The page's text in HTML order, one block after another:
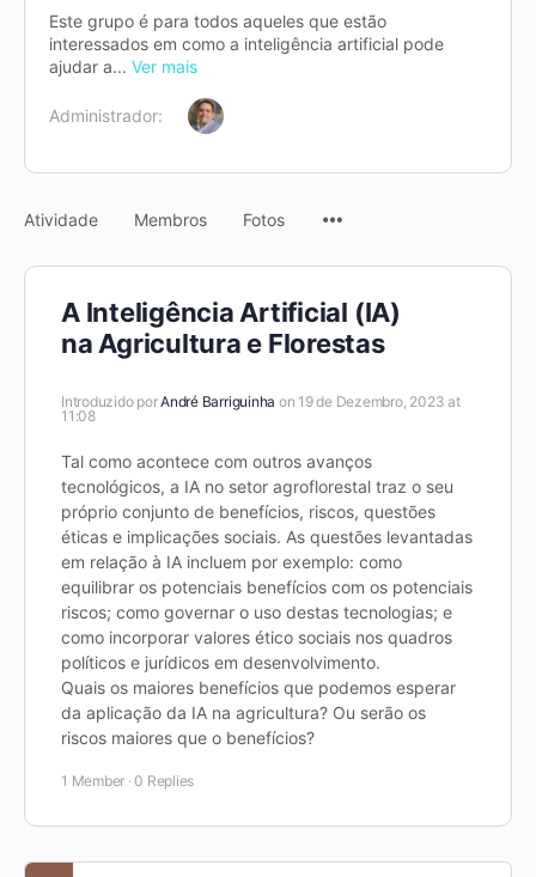
Este grupo é para todos aqueles que estão
interessados em como a inteligência artificial pode
ajudar a... Ver mais
Administrador:
Atividade Membros Fotos
A Inteligência Artificial (IA)
na Agricultura e Florestas
Introduzido porAndré Barriguinha on 19 de Dezembro, 2023 at
11:08
Tal como acontece com outros avanços
tecnológicos, a IA no setor agroflorestal traz o seu
próprio conjunto de benefícios, riscos, questões
éticas e implicações sociais. As questões levantadas
em relação à IA incluem por exemplo: como
equilibrar os potenciais benefícios com os potenciais
riscos; como governar o uso destas tecnologias; e
como incorporar valores ético sociais nos quadros
políticos e jurídicos em desenvolvimento.
Quais os maiores benefícios que podemos esperar
da aplicação da IA na agricultura? Ou serão os
riscos maiores que o benefícios?
1 Member ·0 Replies